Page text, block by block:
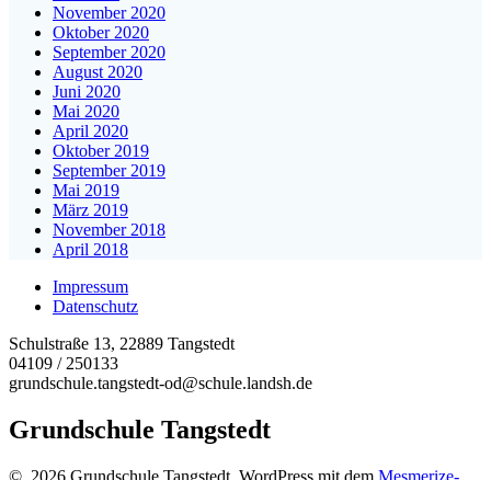
November 2020
Oktober 2020
September 2020
August 2020
Juni 2020
Mai 2020
April 2020
Oktober 2019
September 2019
Mai 2019
März 2019
November 2018
April 2018
Impressum
Datenschutz
Schulstraße 13, 22889 Tangstedt
04109 / 250133
grundschule.tangstedt-od@schule.landsh.de
Grundschule Tangstedt
© 2026 Grundschule Tangstedt. WordPress mit dem Mesmerize-